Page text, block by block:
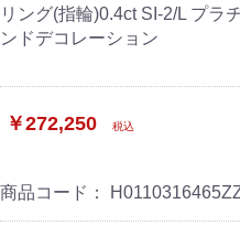
リング(指輪)0.4ct SI-2/L プラ
ンドデコレーション
￥272,250 税込
商品コード：